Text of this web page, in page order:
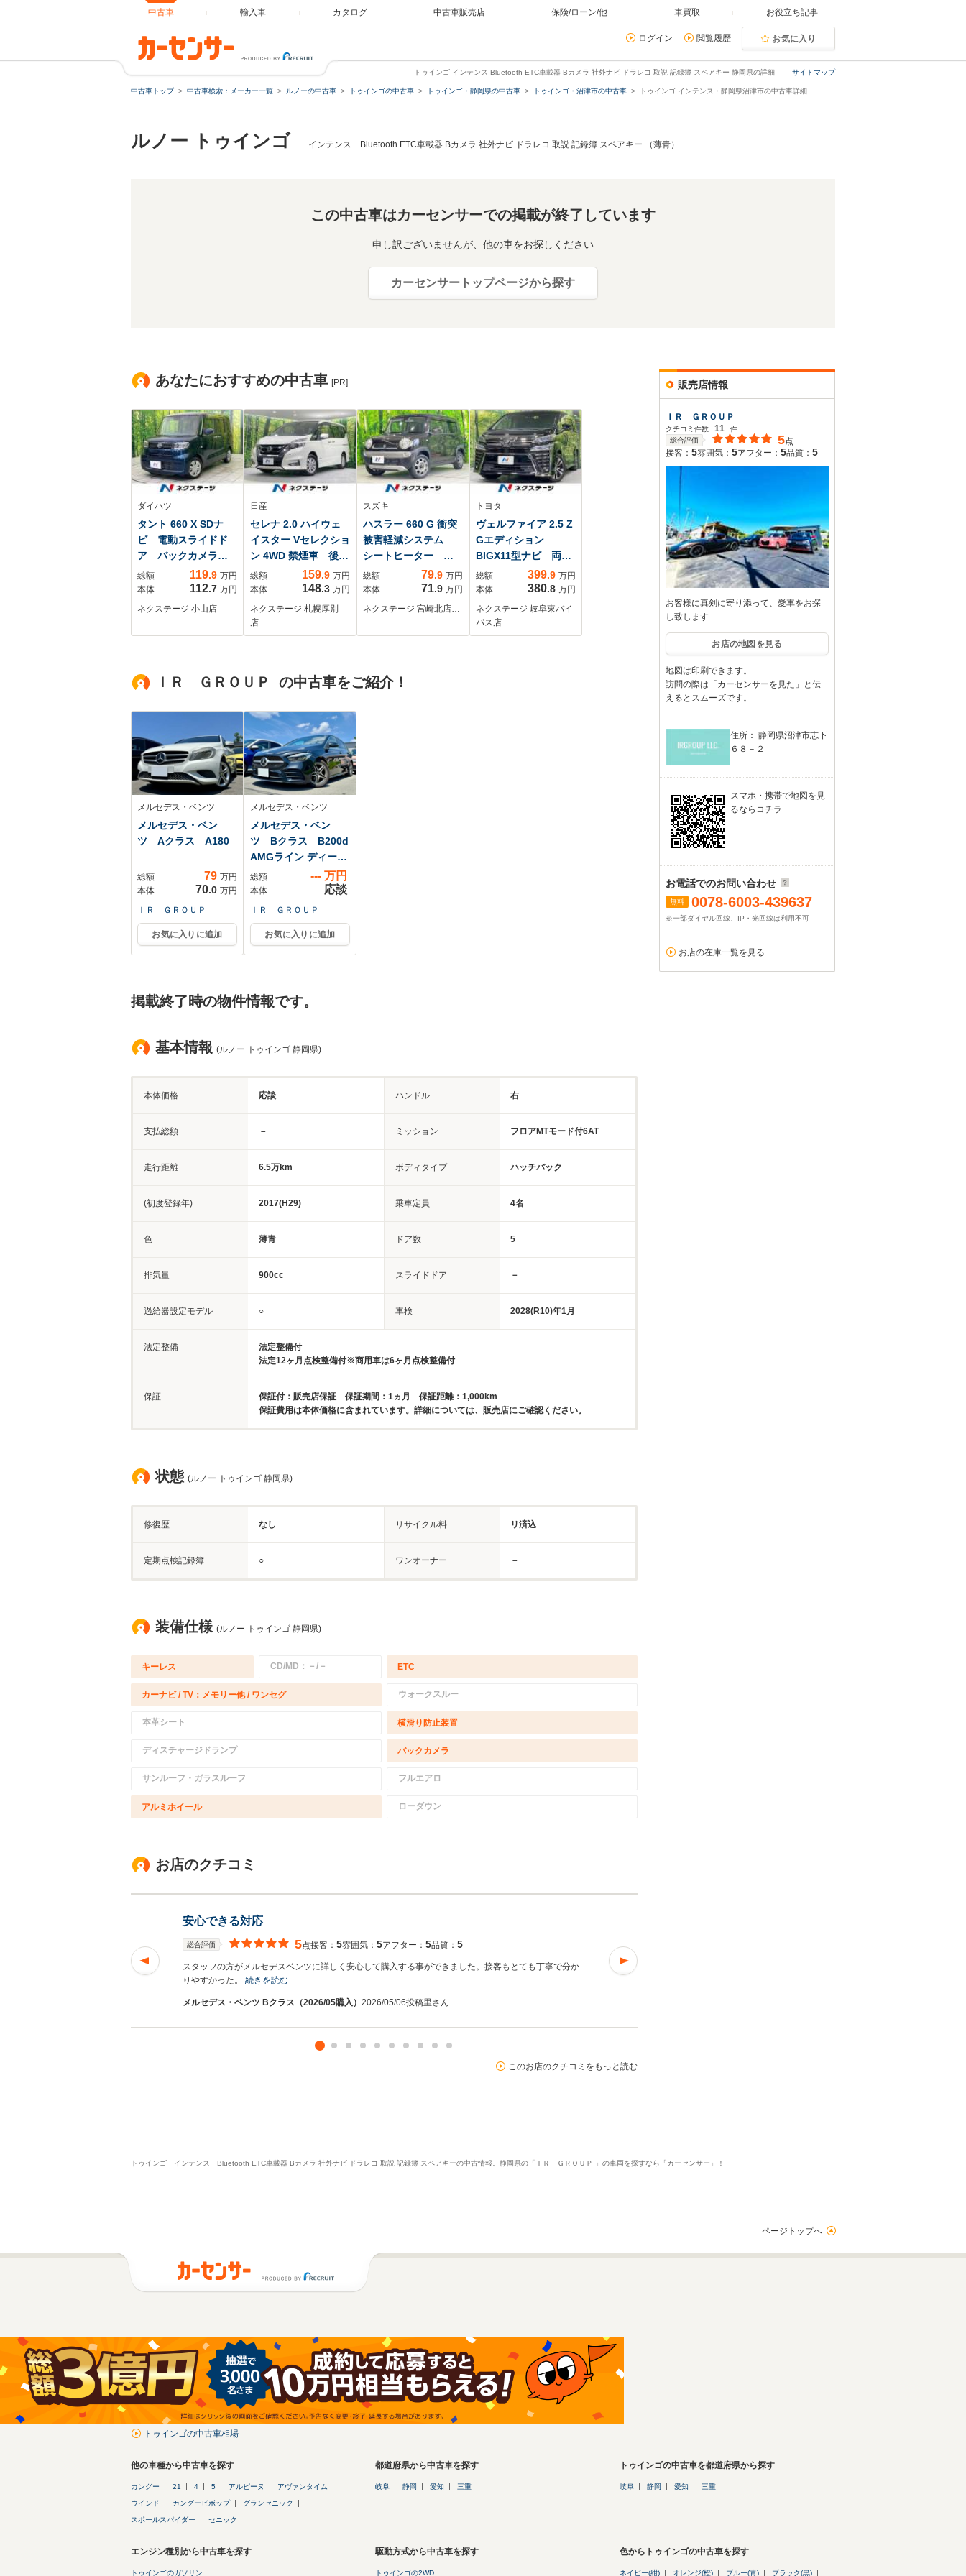
中古車 輸入車 カタログ 中古車販売店 保険/ローン/他 車買取 お役立ち記事
ログイン 閲覧履歴 お気に入り
サイトマップ
トゥインゴ インテンス Bluetooth ETC車載器 Bカメラ 社外ナビ ドラレコ 取説 記録簿 スペアキー 静岡県の詳細
中古車トップ 中古車検索：メーカー一覧 ルノーの中古車 トゥインゴの中古車 トゥインゴ・静岡県の中古車 トゥインゴ・沼津市の中古車 トゥインゴ インテンス・静岡県沼津市の中古車詳細
ルノー トゥインゴ インテンス Bluetooth ETC車載器 Bカメラ 社外ナビ ドラレコ 取説 記録簿 スペアキー （薄青）
この中古車はカーセンサーでの掲載が終了しています
申し訳ございませんが、他の車をお探しください
カーセンサートップページから探す
あなたにおすすめの中古車 [PR]
ダイハツ
タント 660 X SDナ
ビ 電動スライドド
ア バックカメラ
衝突被害軽減システ
ム 禁煙車 ドラレ
コ コーナーセンサ
LEDヘッド オート
アコン Bluetooth
総額 119.9 万円
本体
112.7 万円
ネクステージ 小山店
日産
セレナ 2.0 ハイウェ
イスター Vセレクショ
ン 4WD 禁煙車 後席
モニター 純正ナ
ビ バックカメラ
両側電動ドア
ETC LEDヘッド
クルーズコントロー
純正15AW オートエ
ト 横滑り防止
総額 159.9 万円
本体
148.3 万円
ネクステージ 札幌厚別
店…
スズキ
ハスラー 660 G 衝突
被害軽減システム
シートヒーター コ
ーナーセンサー ス
マートキー ビルト
インETC オートエ
総額 79.9 万円
本体
71.9 万円
ネクステージ 宮崎北店…
トヨタ
ヴェルファイア 2.5 Z
Gエディション
BIGX11型ナビ 両側
電動ドア バックカ
メラ 衝突被害軽減
システム レーダー
クルーズ 前席シー
トエアコン 前後席
総額 399.9 万円
本体
380.8 万円
ネクステージ 岐阜東バイ
パス店…
ＩＲ ＧＲＯＵＰ の中古車をご紹介！
メルセデス・ベンツ
メルセデス・ベン
ツ Aクラス A180
総額 79 万円
本体
70.0 万円
ＩＲ ＧＲＯＵＰ
お気に入りに追加
メルセデス・ベンツ
メルセデス・ベン
ツ Bクラス B200d
AMGライン ディーゼ
ルタ...
総額 --- 万円
本体 応談
ＩＲ ＧＲＯＵＰ
お気に入りに追加
掲載終了時の物件情報です。
基本情報 (ルノー トゥインゴ 静岡県)
本体価格 応談 ハンドル 右
支払総額 － ミッション フロアMTモード付6AT
走行距離 6.5万km ボディタイプ ハッチバック
(初度登録年) 2017(H29) 乗車定員 4名
色 薄青 ドア数 5
排気量 900cc スライドドア －
過給器設定モデル ○ 車検 2028(R10)年1月
法定整備
法定整備付
法定12ヶ月点検整備付※商用車は6ヶ月点検整備付
保証
保証付：販売店保証 保証期間：1ヵ月 保証距離：1,000km
保証費用は本体価格に含まれています。詳細については、販売店にご確認ください。
状態 (ルノー トゥインゴ 静岡県)
修復歴 なし リサイクル料 リ済込
定期点検記録簿 ○ ワンオーナー －
装備仕様 (ルノー トゥインゴ 静岡県)
キーレス CD/MD：－/－ ETC
カーナビ / TV：メモリー他 / ワンセグ ウォークスルー
本革シート 横滑り防止装置
ディスチャージドランプ バックカメラ
サンルーフ・ガラスルーフ フルエアロ
アルミホイール ローダウン
お店のクチコミ
安心できる対応
総合評価 5点接客： 5雰囲気： 5アフター： 5品質： 5
スタッフの方がメルセデスベンツに詳しく安心して購入する事ができました。接客もとても丁寧で分か
りやすかった。 続きを読む
メルセデス・ベンツ Bクラス（2026/05購入） 2026/05/06投稿里さん
このお店のクチコミをもっと読む
販売店情報
ＩＲ ＧＲＯＵＰ
クチコミ件数 11
件
総合評価
5点
接客： 5雰囲気： 5アフター： 5品質： 5
お客様に真剣に寄り添って、愛車をお探
し致します
お店の地図を見る
地図は印刷できます。
訪問の際は「カーセンサーを見た」と伝
えるとスムーズです。
住所： 静岡県沼津市志下
６８－２
スマホ・携帯で地図を見
るならコチラ
お電話でのお問い合わせ
無料 0078-6003-439637
※一部ダイヤル回線、IP・光回線は利用不可
お店の在庫一覧を見る
トゥインゴ インテンス Bluetooth ETC車載器 Bカメラ 社外ナビ ドラレコ 取説 記録簿 スペアキーの中古情報。静岡県の「ＩＲ ＧＲＯＵＰ 」の車両を探すなら「カーセンサー」！
ページトップへ
トゥインゴの中古車相場
他の車種から中古車を探す
カングー 21 4 5 アルピーヌ アヴァンタイム
ウインド カングービボップ グランセニック
スポールスパイダー セニック
都道府県から中古車を探す
岐阜 静岡 愛知 三重
トゥインゴの中古車を都道府県から探す
岐阜 静岡 愛知 三重
エンジン種別から中古車を探す
トゥインゴのガソリン
駆動方式から中古車を探す
トゥインゴの2WD
色からトゥインゴの中古車を探す
ネイビー(紺) オレンジ(橙) ブルー(青) ブラック(黒)